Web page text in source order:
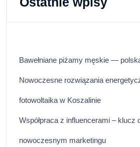
Bawełniane piżamy męskie —
Nowoczesne rozwiązania
fotowoltaika w Koszalinie
Współpraca z influencerami – klucz
nowoczesnym marketingu